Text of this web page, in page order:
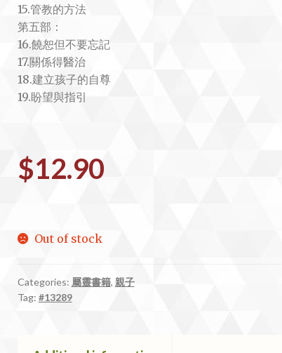
15.管教的方法
第五部：
16.饒恕但不要忘記
17.關係得醫治
18.建立孩子的自尊
19.盼望與指引
$12.90
Out of stock
Categories: 屬靈書籍, 親子
Tag: #13289